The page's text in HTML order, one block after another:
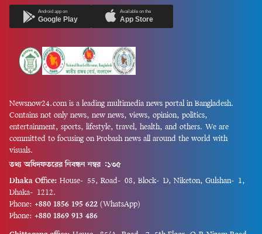
Android app on
Google Play
Available on the
App Store
Newsnow24.com is a leading multimedia news portal in Bangladesh.
Contains not only news, new news, views, opinion, politics,
entertainment, sports, lifestyle, travel, health, and others. We are
committed to focusing on Probash news all around the world with
visuals.
তথ্য অধিদফতরের নিবন্ধন নম্বর :১৩৫
Dhaka Office: House-55, Road-08, Block-D, Niketon, Gulshan-1,
Dhaka-1212.
Phone: +880 1856 195 622 (WhatsApp)
Phone: +880 1869 913 486